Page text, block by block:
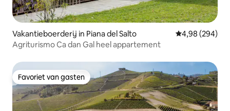
Vakantieboerderij in Piana del Salto Gemiddelde
4,98 (294)
Agriturismo Ca dan Gal heel appartement
Favoriet van gasten
Favoriet van gasten